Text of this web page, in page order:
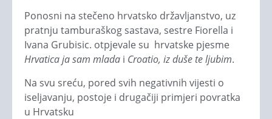
Ponosni na stečeno hrvatsko državljanstvo, uz
pratnju tamburaškog sastava, sestre Fiorella i
Ivana Grubisic. otpjevale su hrvatske pjesme
Hrvatica ja sam mlada i Croatio, iz duše te ljubim.
Na svu sreću, pored svih negativnih vijesti o
iseljavanju, postoje i drugačiji primjeri povratka
u Hrvatsku